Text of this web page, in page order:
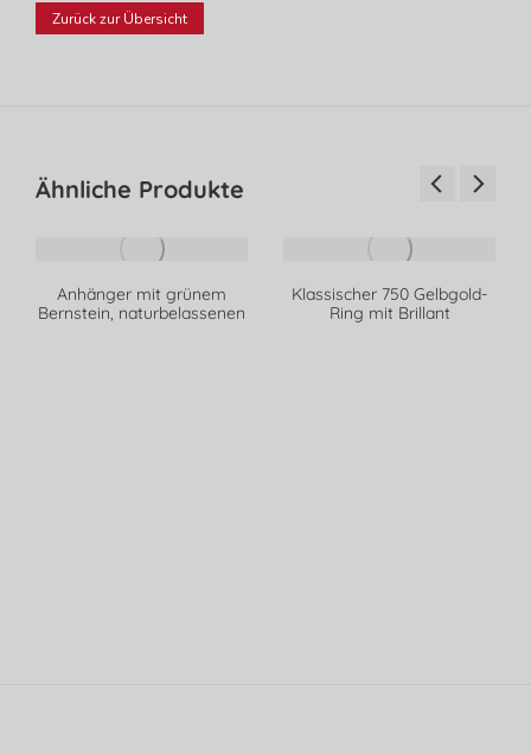
Zurück zur Übersicht
Ähnliche Produkte
Anhänger mit grünem
Bernstein, naturbelassenen
Klassischer 750 Gelbgold-
Ring mit Brillant